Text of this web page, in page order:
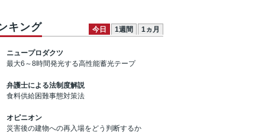
キング 今日 1週間 1ヵ月
ニュープロダクツ
最大6～8時間発光する高性能蓄光テープ
弁護士による法制度解説
食料供給困難事態対策法
オピニオン
災害後の建物への再入場をどう判断するか